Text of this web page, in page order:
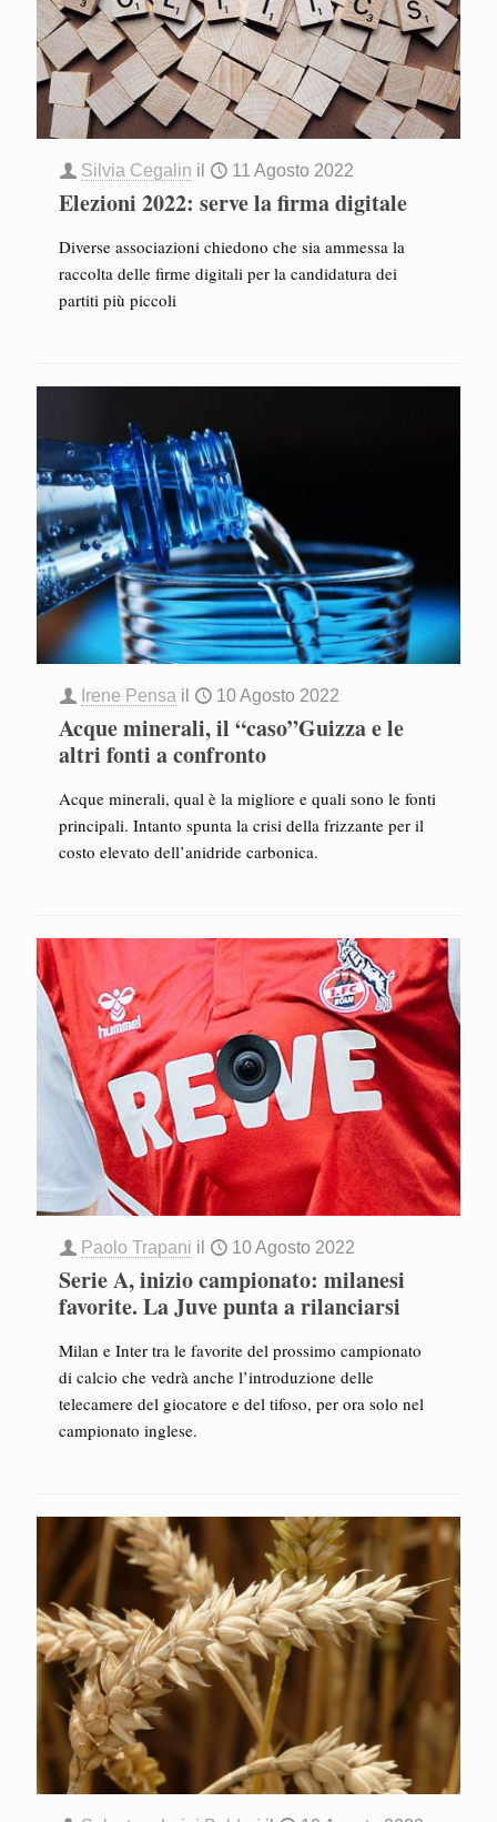
Silvia Cegalin il 11 Agosto 2022
Elezioni 2022: serve la firma digitale
Diverse associazioni chiedono che sia ammessa la
raccolta delle firme digitali per la candidatura dei
partiti più piccoli
Irene Pensa il 10 Agosto 2022
Acque minerali, il “caso”Guizza e le
altri fonti a confronto
Acque minerali, qual è la migliore e quali sono le fonti
principali. Intanto spunta la crisi della frizzante per il
costo elevato dell’anidride carbonica.
Paolo Trapani il 10 Agosto 2022
Serie A, inizio campionato: milanesi
favorite. La Juve punta a rilanciarsi
Milan e Inter tra le favorite del prossimo campionato
di calcio che vedrà anche l’introduzione delle
telecamere del giocatore e del tifoso, per ora solo nel
campionato inglese.